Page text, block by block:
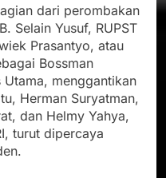
dari perombakan
Selain Yusuf, RUPST
Prasantyo, atau
Bossman
menggantikan
Herman Suryatman,
dan Helmy Yahya,
turut dipercaya